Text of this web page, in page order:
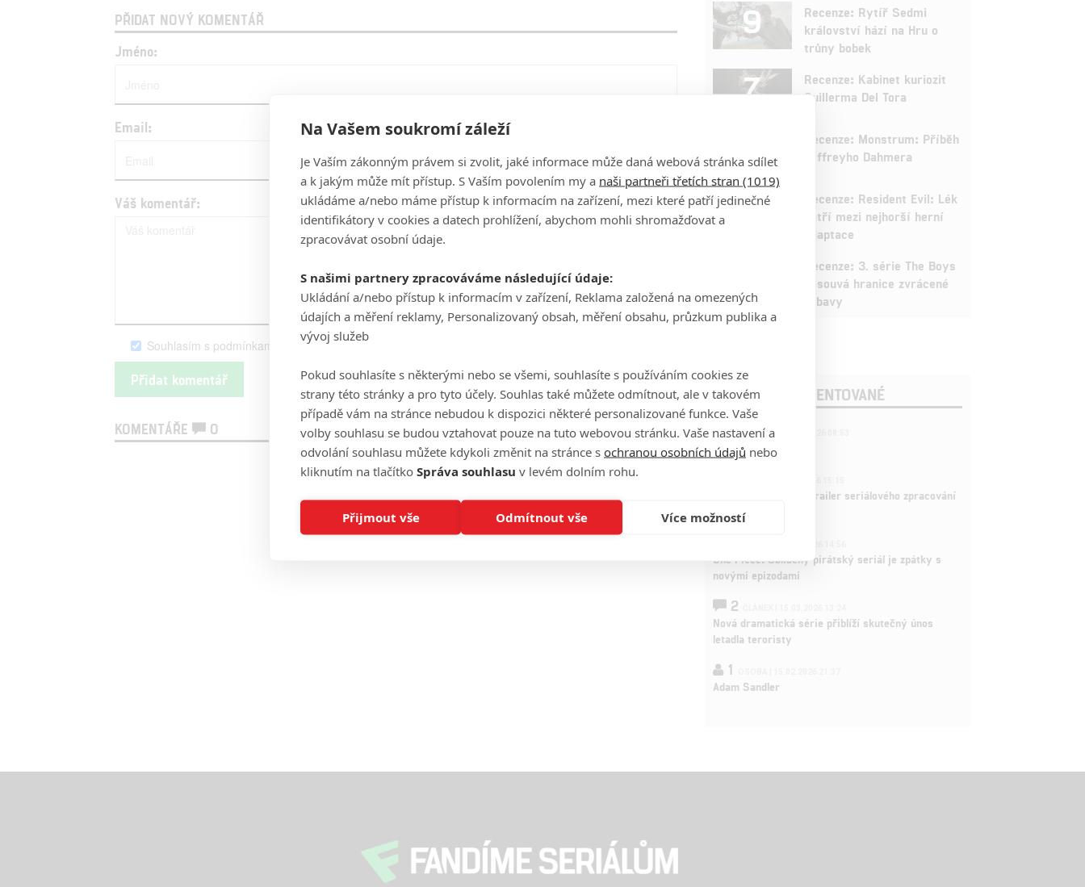
PŘIDAT NOVÝ KOMENTÁŘ
Jméno:
Email:
Váš komentář:
Souhlasím s podmínkami serveru FandimeFilmu.cz
KOMENTÁŘE 0
9
Recenze: Rytíř Sedmi
království hází na Hru o
trůny bobek
7
Recenze: Kabinet kuriozit
Guillerma Del Tora
9
Recenze: Monstrum: Příběh
Jeffreyho Dahmera
3
Recenze: Resident Evil: Lék
patří mezi nejhorší herní
adaptace
Recenze: 3. série The Boys
posouvá hranice zvrácené
zábavy
POSLEDNÍ KOMENTOVANÉ
221FILM | 22.04.2026 08:53
拆彈專家
Harry Potter: První trailer seriálového zpracování
je venku
One Piece: Oblíbený pirátský seriál je zpátky s
novými epizodami
2
Nová dramatická série přiblíží skutečný únos
letadla teroristy
1
Adam Sandler
Na Vašem soukromí záleží
Je Vaším zákonným právem si zvolit, jaké informace může daná webová stránka sdílet
a k jakým může mít přístup. S Vaším povolením my a naši partneři třetích stran (1019)
ukládáme a/nebo máme přístup k informacím na zařízení, mezi které patří jedinečné
identifikátory v cookies a datech prohlížení, abychom mohli shromažďovat a
zpracovávat osobní údaje.
S našimi partnery zpracováváme následující údaje:
Ukládání a/nebo přístup k informacím v zařízení, Reklama založená na omezených
údajích a měření reklamy, Personalizovaný obsah, měření obsahu, průzkum publika a
vývoj služeb
Pokud souhlasíte s některými nebo se všemi, souhlasíte s používáním cookies ze
strany této stránky a pro tyto účely. Souhlas také můžete odmítnout, ale v takovém
případě vám na stránce nebudou k dispozici některé personalizované funkce. Vaše
volby souhlasu se budou vztahovat pouze na tuto webovou stránku. Vaše nastavení a
odvolání souhlasu můžete kdykoli změnit na stránce s ochranou osobních údajů nebo
kliknutím na tlačítko Správa souhlasu v levém dolním rohu.
Přijmout vše Odmítnout vše Více možností